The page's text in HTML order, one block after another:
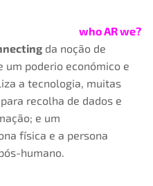
who AR we?
da noção de
um poderio económico e
a tecnologia, muitas
recolha de dados e
e um
física e a persona
humano.